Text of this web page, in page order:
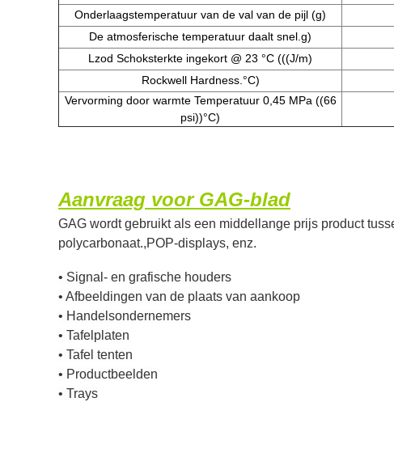
Onderlaagstemperatuur van de val van de pijl (g)
De atmosferische temperatuur daalt snel. g)
Lzod Schoksterkte ingekort @ 23 °C (((J/m)
Rockwell Hardness. °C)
Vervorming door warmte Temperatuur 0,45 MPa ((66
psi))°C)
Aanvraag voor GAG-blad
GAG wordt gebruikt als een middellange prijs product
polycarbonaat.,POP-displays, enz.
• Signal- en grafische houders
• Afbeeldingen van de plaats van aankoop
• Handelsondernemers
• Tafelplaten
• Tafel tenten
• Productbeelden
• Trays